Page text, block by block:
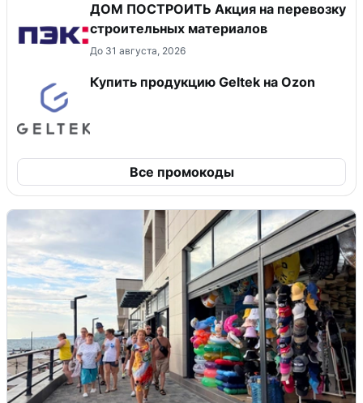
ДОМ ПОСТРОИТЬ Акция на перевозку
строительных материалов
До 31 августа, 2026
Купить продукцию Geltek на Ozon
Все промокоды